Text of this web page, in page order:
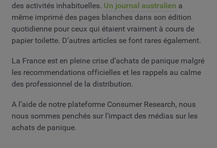
des activités inhabituelles. Un journal australien a
même imprimé des pages blanches dans son édition
quotidienne pour ceux qui étaient vraiment à cours de
papier toilette. D’autres articles se font rares également.
La France est en pleine crise d’achats de panique malgré
les recommendations officielles et les rappels au calme
des professionnel de la distribution.
A l’aide de notre plateforme Consumer Research, nous
nous sommes penchés sur l’impact des médias sur les
achats de panique.